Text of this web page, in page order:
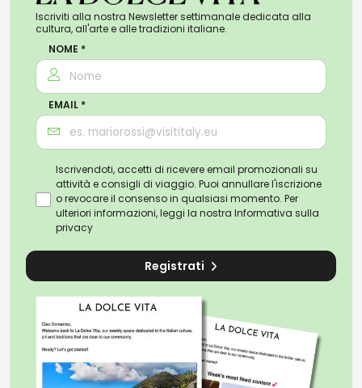
Iscriviti alla nostra Newsletter settimanale dedicata alla
cultura, all'arte e alle tradizioni italiane.
NOME *
EMAIL *
Iscrivendoti, accetti di ricevere email promozionali su
attività e consigli di viaggio. Puoi annullare l'iscrizione
o revocare il consenso in qualsiasi momento. Per
ulteriori informazioni, leggi la nostra Informativa sulla
privacy
Registrati